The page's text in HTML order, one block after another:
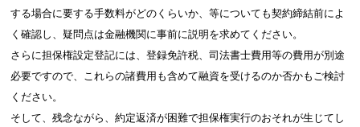
する場合に要する手数料がどのくらいか、等についても契約締結前によ
く確認し、疑問点は金融機関に事前に説明を求めてください。
さらに担保権設定登記には、登録免許税、司法書士費用等の費用が別途
必要ですので、これらの諸費用も含めて融資を受けるのか否かもご検討
ください。
そして、残念ながら、約定返済が困難で担保権実行のおそれが生じてし